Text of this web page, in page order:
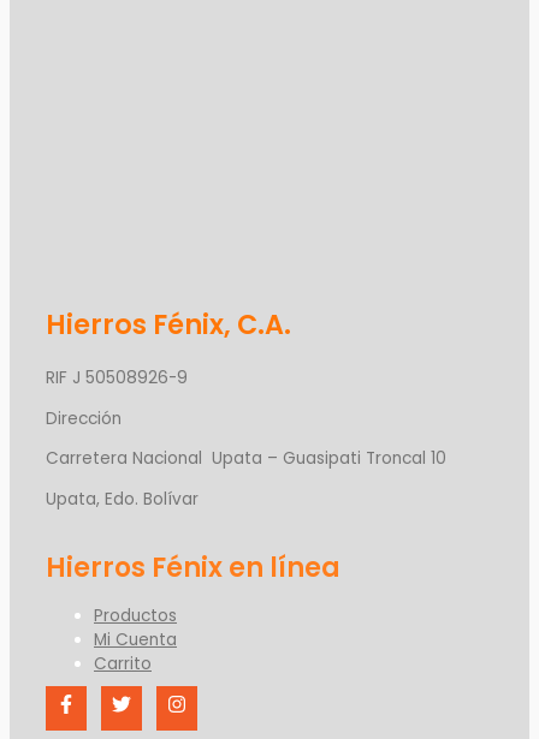
Hierros Fénix, C.A.
RIF J 50508926-9
Dirección
Carretera Nacional Upata – Guasipati Troncal 10
Upata, Edo. Bolívar
Productos
Mi Cuenta
Carrito